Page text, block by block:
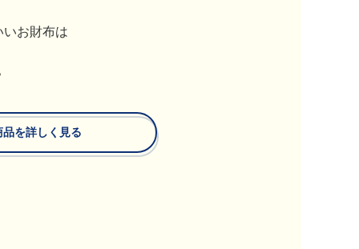
いお財布は
品を詳しく見る